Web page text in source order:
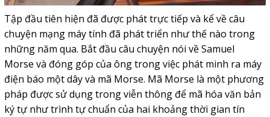
Tập đầu tiên hiện đã được phát trực tiếp và kể về câu
chuyện mạng máy tính đã phát triển như thế nào trong
những năm qua. Bắt đầu câu chuyện nói về Samuel
Morse và đóng góp của ông trong việc phát minh ra máy
điện báo một dây và mã Morse. Mã Morse là một phương
pháp được sử dụng trong viễn thông để mã hóa văn bản
ký tự như trình tự chuẩn của hai khoảng thời gian tín